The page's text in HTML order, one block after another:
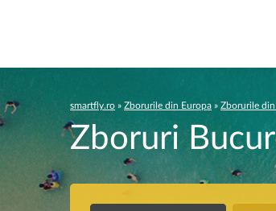
smartfly.ro » Zborurile din Europa » Zborurile
Zboruri